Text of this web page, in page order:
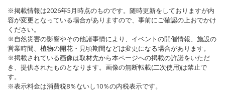
※掲載情報は2026年5月時点のものです。随時更新をしておりますが内
容が変更となっている場合がありますので、事前にご確認の上おでかけ
ください。
※自然災害の影響やその他諸事情により、イベントの開催情報、施設の
営業時間、植物の開花・見頃期間などは変更になる場合があります。
※掲載されている画像は取材先から本ページへの掲載の許諾をいただ
き、提供されたものとなります。画像の無断転載(二次使用)は禁止で
す。
※表示料金は消費税8％ないし10％の内税表示です。